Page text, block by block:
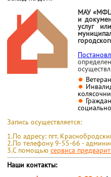
МАУ
и
услуг
определен
Запись осуществляется:
1.По адресу: пгт.
2.По телефону 9-55-66 -
3.С помощью сервиса
Наши контакты: